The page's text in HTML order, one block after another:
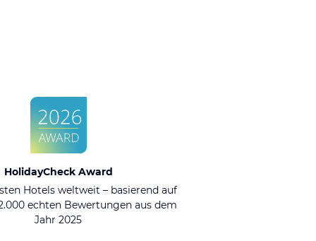
HolidayCheck Award
Hotels weltweit – basierend auf
echten Bewertungen aus dem
Jahr 2025